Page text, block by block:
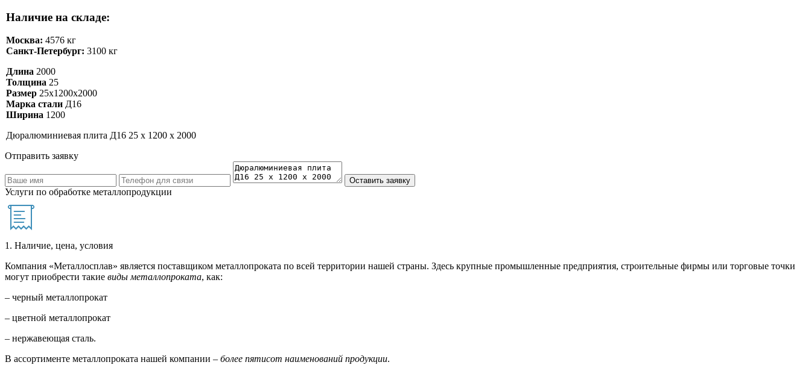
Наличие на складе:
Москва: 4576 кг
Санкт-Петербург: 3100 кг
Длина 2000
Толщина 25
Размер 25х1200х2000
Марка стали Д16
Ширина 1200
Дюралюминиевая плита Д16 25 х 1200 х 2000
Отправить заявку
Услуги по обработке металлопродукции
1. Наличие, цена, условия
Компания «Металлосплав» является поставщиком металлопроката по всей территории нашей страны. Здесь крупные промышленные предприятия, строительные фирмы или торговые точки
могут приобрести такие виды металлопроката, как:
– черный металлопрокат
– цветной металлопрокат
– нержавеющая сталь.
В ассортименте металлопроката нашей компании – более пятисот наименований продукции.